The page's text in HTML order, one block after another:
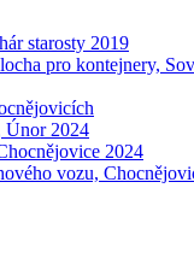
starosty 2019
pro kontejnery,
Únor 2024
2024
vozu,